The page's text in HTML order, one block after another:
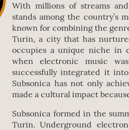
With millions of streams
stands among the country’s
known for combining the
Turin, a city that has
occupies a unique niche in
when electronic music
successfully integrated it
Subsonica has not only
made a cultural impact
Subsonica formed in the
Turin. Underground